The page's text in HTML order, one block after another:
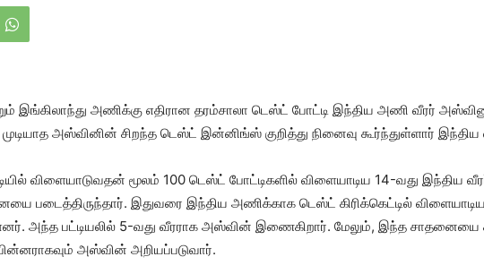
|
Kanyakumari
இங்கிலாந்து அணிக்கு எதிரான தரம்சாலா டெஸ்ட் போட்டி இந்திய அணி வீரர்
அஸ்வினின் சிறந்த டெஸ்ட் இன்னிங்ஸ் குறித்து நினைவு கூர்ந்துள்ளார் இந்திய
விளையாடுவதன் மூலம் 100 டெஸ்ட் போட்டிகளில் விளையாடிய 14-வது
படைத்திருந்தார். இதுவரை இந்திய அணிக்காக டெஸ்ட் கிரிக்கெட்டில்
அந்த பட்டியலில் 5-வது வீரராக அஸ்வின் இணைகிறார். மேலும், இந்த சாதனையை
அஸ்வின் அறியப்படுவார்.